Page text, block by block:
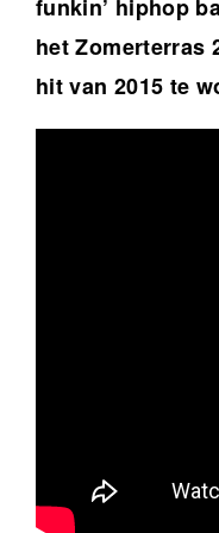
funkin’ hiphop
het Zomerterras
hit van 2015 te